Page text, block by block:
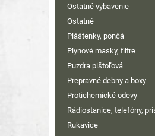
Ostatné vybavenie
Ostatné
Pláštenky, pončá
Plynové masky, filtre
Puzdra pištoľová
Prepravné debny a boxy
Protichemické odevy
Rádiostanice, telefóny,
Rukavice